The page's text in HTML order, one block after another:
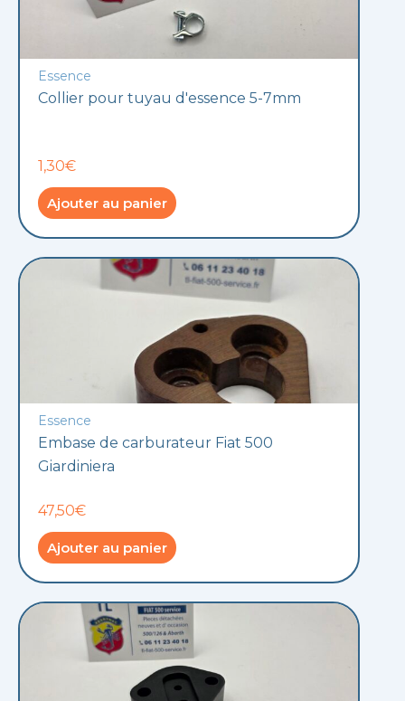
Essence
Collier pour tuyau d'essence 5-7mm
1,30€
Ajouter au panier
Essence
Embase de carburateur Fiat 500
Giardiniera
47,50€
Ajouter au panier